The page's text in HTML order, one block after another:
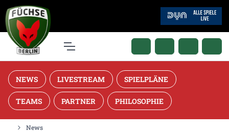
NEWS LIVESTREAM SPIELPLÄNE
TEAMS PARTNER PHILOSOPHIE
News